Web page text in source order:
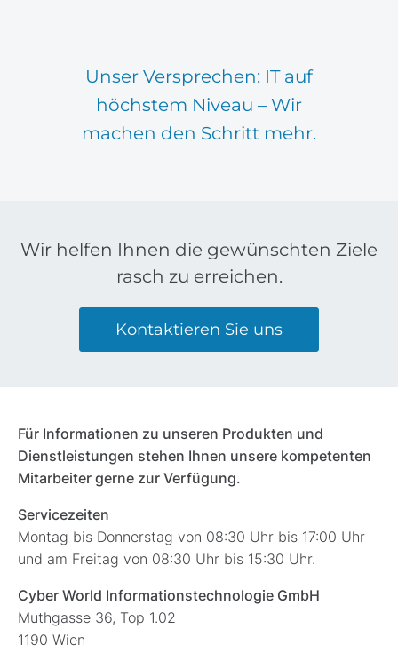
Unser Versprechen: IT auf
höchstem Niveau – Wir
machen den Schritt mehr.
Wir helfen Ihnen die gewünschten Ziele
rasch zu erreichen.
Kontaktieren Sie uns
Für Informationen zu unseren Produkten und
Dienstleistungen stehen Ihnen unsere kompetenten
Mitarbeiter gerne zur Verfügung.
Servicezeiten
Montag bis Donnerstag von 08:30 Uhr bis 17:00 Uhr
und am Freitag von 08:30 Uhr bis 15:30 Uhr.
Cyber World Informationstechnologie GmbH
Muthgasse 36, Top 1.02
1190 Wien